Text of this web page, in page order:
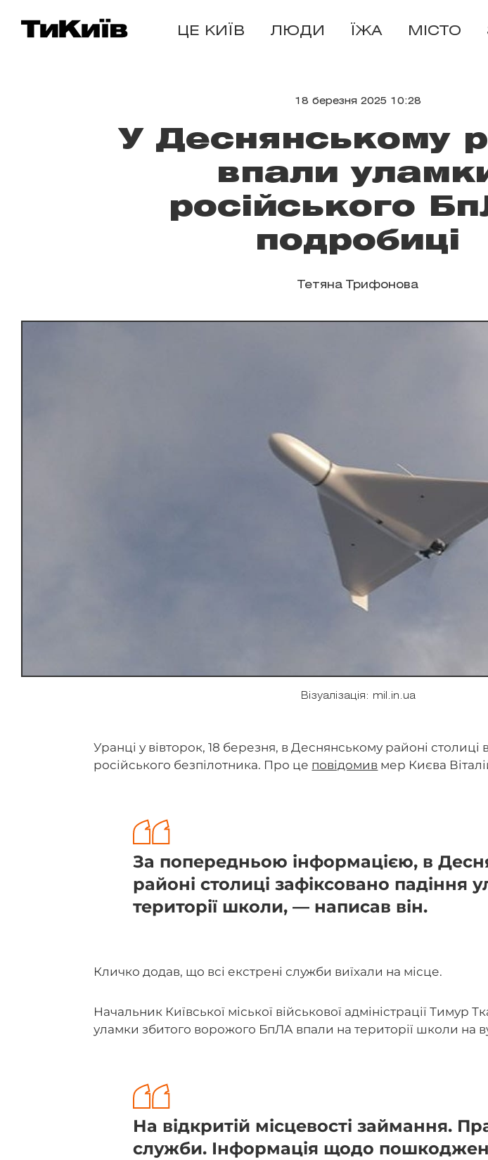
ЦЕ КИЇВ ЛЮДИ ЇЖА МІСТО
18 березня 2025 10:28
У Деснянському
впали
російського
подробиці
Тетяна Трифонова
Візуалізація: mil.in.ua
Уранці у вівторок, 18 березня, в Деснянському районі столиці
російського безпілотника. Про це повідомив мер Києва
За попередньою інформацією, в
районі столиці зафіксовано падіння
території школи, — написав він.
Кличко додав, що всі екстрені служби виїхали на місце.
Начальник Київської міської військової адміністрації Тимур
уламки збитого ворожого БпЛА впали на території школи на
На відкритій місцевості займання.
служби. Інформація щодо